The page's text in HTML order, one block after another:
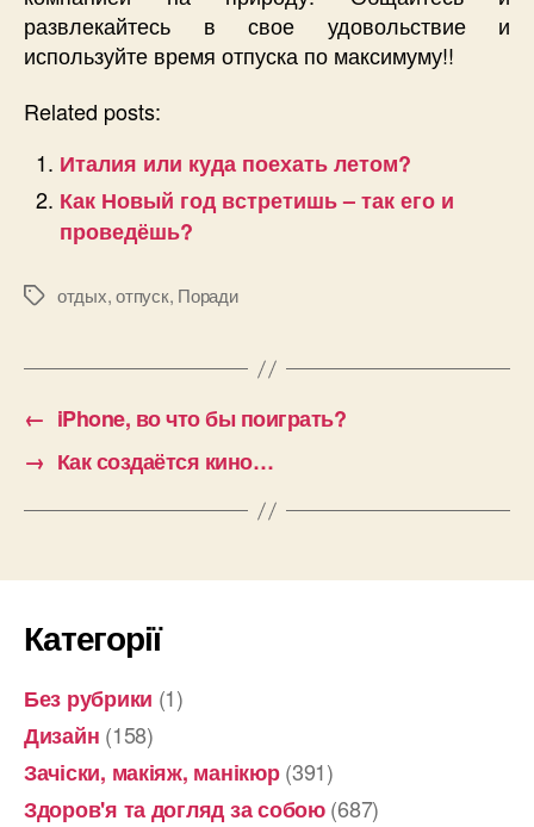
развлекайтесь в свое удовольствие и
используйте время отпуска по максимуму!!
Related posts:
Италия или куда поехать летом?
Как Новый год встретишь – так его и
проведёшь?
Позначки
отдых,отпуск, Поради
← iPhone, во что бы поиграть?
→ Как создаётся кино…
Категорії
Без рубрики (1)
Дизайн (158)
Зачіски, макіяж, манікюр(391)
Здоров'я та догляд за собою(687)